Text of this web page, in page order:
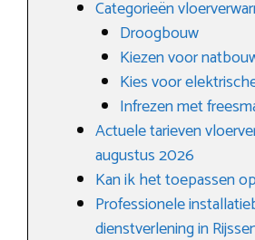
Categorieën
Droogbouw
Kiezen voor
Kies voor
Infrezen met
Actuele tarieven
augustus 2026
Kan ik het toepassen
Professionele
dienstverlening in